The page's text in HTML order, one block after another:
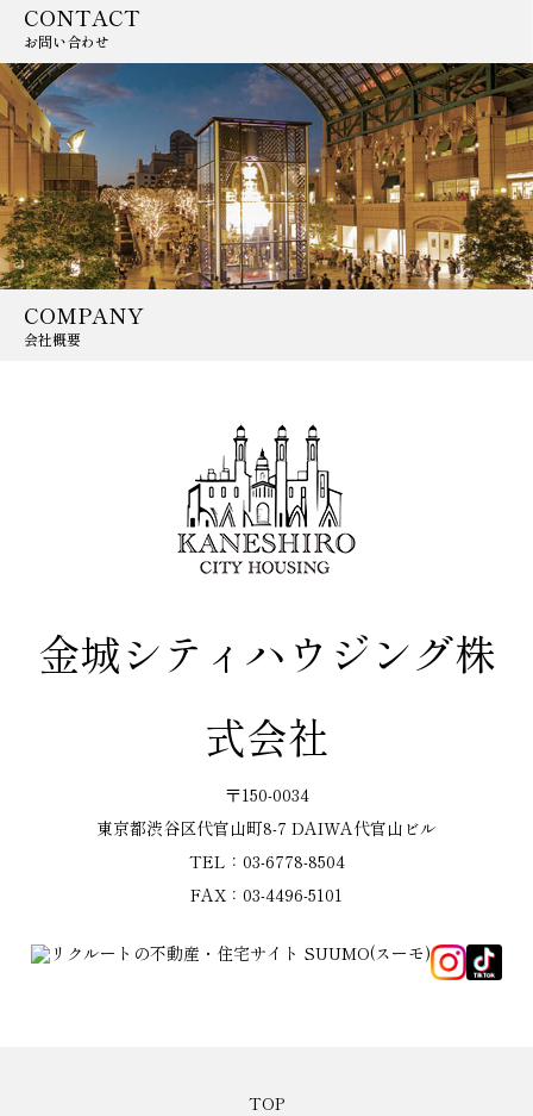
CONTACT
お問い合わせ
COMPANY
会社概要
金城シティハウジング株
式会社
〒150-0034
東京都渋谷区代官山町8-7 DAIWA代官山ビル
TEL：03-6778-8504
FAX：03-4496-5101
TOP